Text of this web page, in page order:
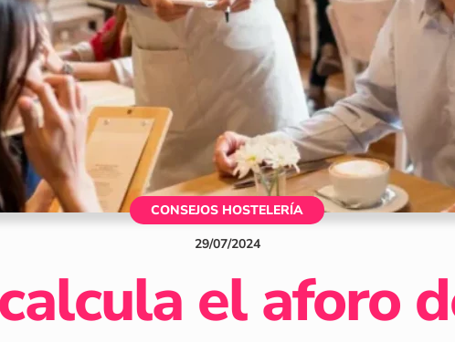
CONSEJOS HOSTELERÍA
29/07/2024
el aforo